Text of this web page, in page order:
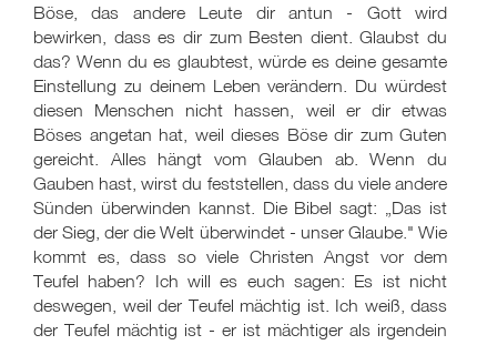
Böse, das andere Leute dir antun - Gott wird
bewirken, dass es dir zum Besten dient. Glaubst du
das? Wenn du es glaubtest, würde es deine gesamte
Einstellung zu deinem Leben verändern. Du würdest
diesen Menschen nicht hassen, weil er dir etwas
Böses angetan hat, weil dieses Böse dir zum Guten
gereicht. Alles hängt vom Glauben ab. Wenn du
Gauben hast, wirst du feststellen, dass du viele andere
Sünden überwinden kannst. Die Bibel sagt: „Das ist
der Sieg, der die Welt überwindet - unser Glaube." Wie
kommt es, dass so viele Christen Angst vor dem
Teufel haben? Ich will es euch sagen: Es ist nicht
deswegen, weil der Teufel mächtig ist. Ich weiß, dass
der Teufel mächtig ist - er ist mächtiger als irgendein